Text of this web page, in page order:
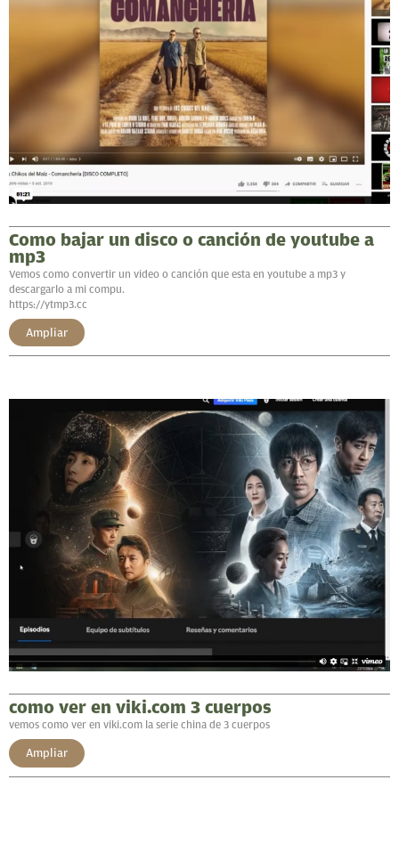
Como bajar un disco o canción de youtube a
mp3
Vemos como convertir un video o canción que esta en youtube a mp3 y
descargarlo a mi compu.
https://ytmp3.cc
Ampliar
como ver en viki.com 3 cuerpos
vemos como ver en viki.com la serie china de 3 cuerpos
Ampliar